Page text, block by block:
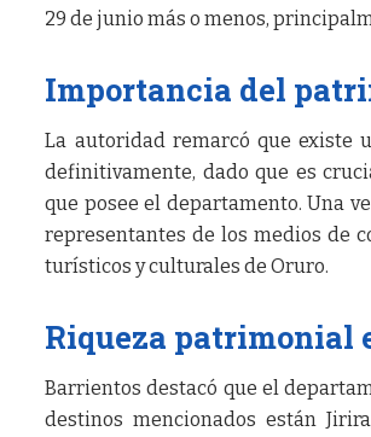
29 de junio más o menos,
Importancia del
La autoridad remarcó que existe
definitivamente, dado que es
que posee el departamento. Una
representantes de los medios de
turísticos y culturales de Oruro.
Riqueza patrimonial
Barrientos destacó que el
destinos mencionados están